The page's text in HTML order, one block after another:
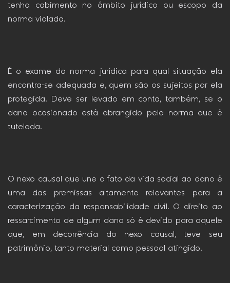
tenha cabimento no âmbito jurídico ou escopo da
norma violada.
É o exame da norma jurídica para qual situação ela
encontra-se adequada e, quem são os sujeitos por ela
protegida. Deve ser levado em conta, também, se o
dano ocasionado está abrangido pela norma que é
tutelada.
O nexo causal que une o fato da vida social ao dano é
uma das premissas altamente relevantes para a
caracterização da responsabilidade civil. O direito ao
ressarcimento de algum dano só é devido para aquele
que, em decorrência do nexo causal, teve seu
patrimônio, tanto material como pessoal atingido.